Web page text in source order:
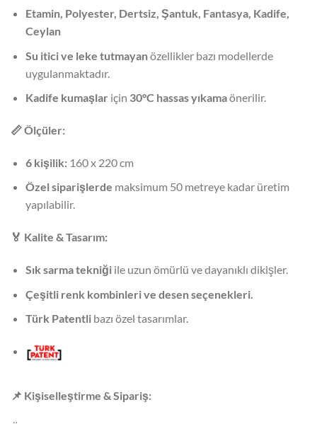
Etamin, Polyester, Dertsiz, Şantuk, Fantasya, Kadife,
Ceylan
Su itici ve leke tutmayanözellikler bazı modellerde
uygulanmaktadır.
Kadife kumaşlar için 30°C hassas yıkamaönerilir.
📏Ölçüler:
6 kişilik:160 x 220 cm
Özel siparişlerde maksimum 50 metreye kadar üretim
yapılabilir.
🏅 Kalite & Tasarım:
Sık sarma tekniğiile uzun ömürlü ve dayanıklı dikişler.
Çeşitli renk kombinleri ve desen seçenekleri.
Türk Patentlibazı özel tasarımlar.
📌 Kişiselleştirme & Sipariş: